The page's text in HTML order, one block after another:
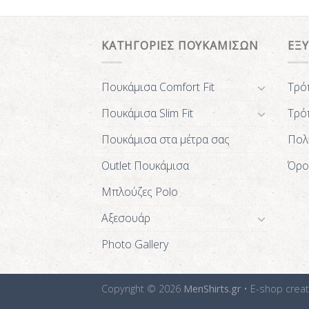
ΚΑΤΗΓΟΡΙΕΣ ΠΟΥΚΑΜΙΣΩΝ
Πουκάμισα Comfort Fit
Πουκάμισα Slim Fit
Πουκάμισα στα μέτρα σας
Outlet Πουκάμισα
Μπλούζες Polo
Αξεσουάρ
Photo Gallery
Copyright © 2026 MenShirts.gr • E-shop